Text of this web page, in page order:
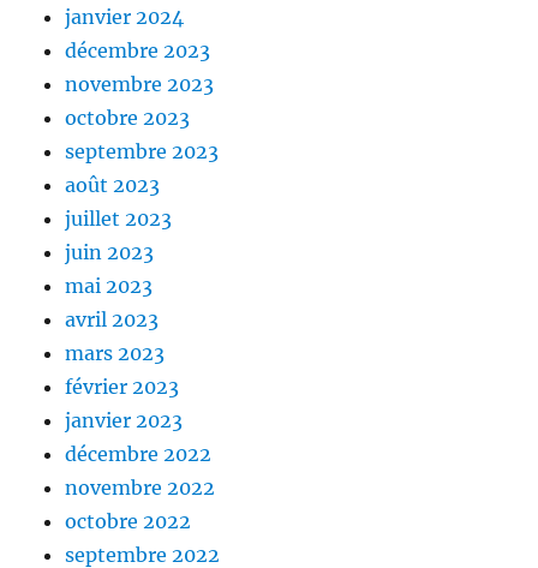
janvier 2024
décembre 2023
novembre 2023
octobre 2023
septembre 2023
août 2023
juillet 2023
juin 2023
mai 2023
avril 2023
mars 2023
février 2023
janvier 2023
décembre 2022
novembre 2022
octobre 2022
septembre 2022